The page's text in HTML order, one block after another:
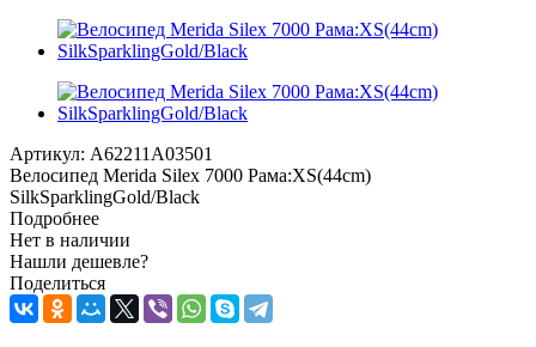
Артикул: A62211A03501
Велосипед Merida Silex 7000 Рама:XS(44cm)
SilkSparklingGold/Black
Подробнее
Нет в наличии
Нашли дешевле?
Поделиться